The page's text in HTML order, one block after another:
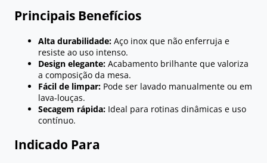
Principais Benefícios
Alta durabilidade: Aço inox que não enferruja e
resiste ao uso intenso.
Design elegante: Acabamento brilhante que valoriza
a composição da mesa.
Fácil de limpar: Pode ser lavado manualmente ou em
lava-louças.
Secagem rápida: Ideal para rotinas dinâmicas e uso
contínuo.
Indicado Para